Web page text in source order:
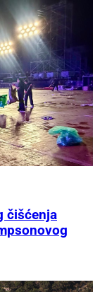
čišćenja